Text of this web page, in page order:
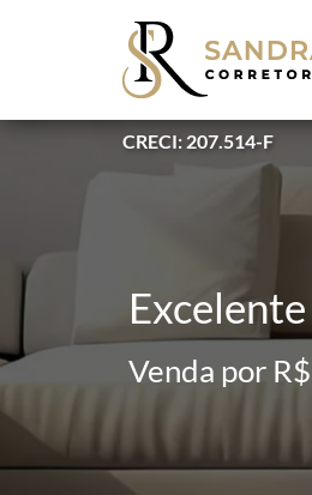
CRECI: 207.514-F
Venda por